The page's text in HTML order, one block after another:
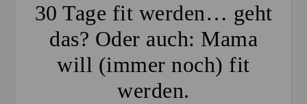
30 Tage fit werden… geht
das? Oder auch: Mama
will (immer noch) fit
werden.